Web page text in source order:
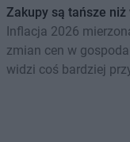
Zakupy są tańsze
Inflacja 2026
zmian cen w
widzi coś bardziej